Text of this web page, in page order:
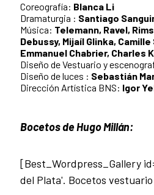
Coreografía: Blanca Li
Dramaturgia : Santiago
Música: Telemann, Ravel,
Debussy, Mijaíl Glinka,
Emmanuel Chabrier, Charles
Diseño de Vestuario y
Diseño de luces : Sebastián
Dirección Artística BNS: Igor
Bocetos de Hugo Millán:
[Best_Wordpress_Gallery
del Plata'. Bocetos